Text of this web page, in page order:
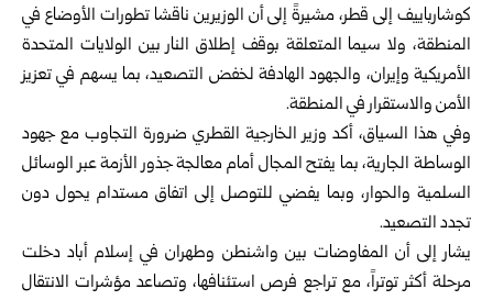
كوشارباييف إلى قطر، مشيرةً إلى أن الوزيرين ناقشا تطورات الأوضاع في
المنطقة، ولا سيما المتعلقة بوقف إطلاق النار بين الولايات المتحدة
الأمريكية وإيران، والجهود الهادفة لخفض التصعيد، بما يسهم في تعزيز
الأمن والاستقرار في المنطقة.
وفي هذا السياق، أكد وزير الخارجية القطري ضرورة التجاوب مع جهود
الوساطة الجارية، بما يفتح المجال أمام معالجة جذور الأزمة عبر الوسائل
السلمية والحوار، وبما يفضي للتوصل إلى اتفاق مستدام يحول دون
تجدد التصعيد.
يشار إلى أن المفاوضات بين واشنطن وطهران في إسلام أباد دخلت
مرحلة أكثر توتراً، مع تراجع فرص استئنافها، وتصاعد مؤشرات الانتقال